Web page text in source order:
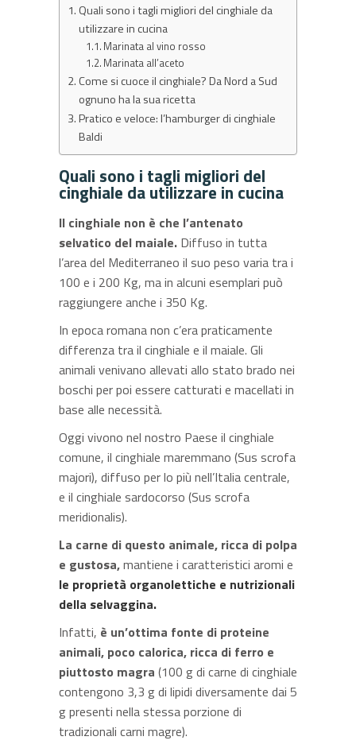
Quali sono i tagli migliori del cinghiale da
utilizzare in cucina
Marinata al vino rosso
Marinata all’aceto
Come si cuoce il cinghiale? Da Nord a Sud
ognuno ha la sua ricetta
Pratico e veloce: l’hamburger di cinghiale
Baldi
Quali sono i tagli migliori del
cinghiale da utilizzare in cucina
Il cinghiale non è che l’antenato
selvatico del maiale. Diffuso in tutta
l’area del Mediterraneo il suo peso varia tra i
100 e i 200 Kg, ma in alcuni esemplari può
raggiungere anche i 350 Kg.
In epoca romana non c’era praticamente
differenza tra il cinghiale e il maiale. Gli
animali venivano allevati allo stato brado nei
boschi per poi essere catturati e macellati in
base alle necessità.
Oggi vivono nel nostro Paese il cinghiale
comune, il cinghiale maremmano (Sus scrofa
majori), diffuso per lo più nell’Italia centrale,
e il cinghiale sardocorso (Sus scrofa
meridionalis).
La carne di questo animale, ricca di polpa
e gustosa,mantiene i caratteristici aromi e
le proprietà organolettiche e nutrizionali
della selvaggina.
Infatti, è un’ottima fonte di proteine
animali, poco calorica, ricca di ferro e
piuttosto magra (100 g di carne di cinghiale
contengono 3,3 g di lipidi diversamente dai 5
g presenti nella stessa porzione di
tradizionali carni magre).